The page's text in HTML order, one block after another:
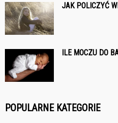
JAK POLICZYĆ
ILE MOCZU DO
POPULARNE KATEGORIE